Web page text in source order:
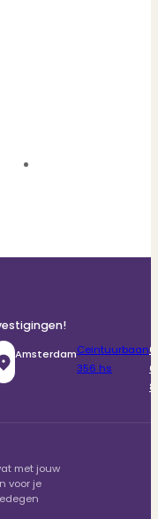
AmsterdamCeintuurbaan
356 hs
met jouw
voor je